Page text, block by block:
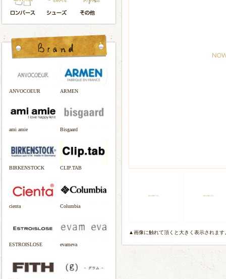
ANVOCOEUR ARMEN
ami amie Bisgaard
BIRKENSTOCK CLIP.TAB
cienta Columbia
ESTROISLOSE evameva
▲画像に触れて頂くと大きく表示されます